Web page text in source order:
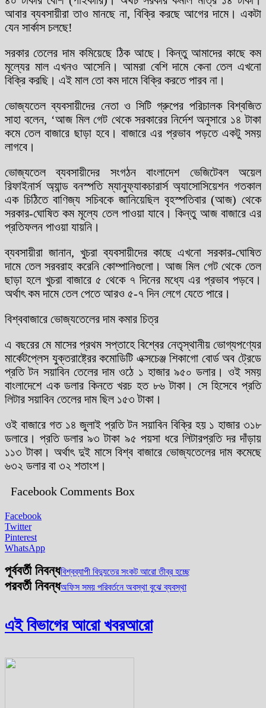
আবার ব্যবসায়ীরা তাও মানছে না, বিক্রি করছে আগের দামে। একটা
যেন সার্কাস চলছে!
সরকার তেলের দাম কমিয়েছে ঠিক আছে। কিন্তু আমাদের কাছে কম
মূল্যের মাল এখনও আসেনি। আমরা বেশি দামে কেনা তেল এখনো
বিক্রি করছি। এই মাল তো কম দামে বিক্রি করতে পারব না।
ভোজ্যতেল ব্যবসায়ীদের নেতা ও সিটি গ্রুপের পরিচালক বিশ্বজিত
সাহা বলেন, ‘আজ মিল গেট থেকে সরকারের নির্দেশ অনুসারে ১৪ টাকা
কমে তেল বাজারে ছাড়া হবে। বাজারে এর প্রভাব পড়তে একটু সময়
লাগবে।
ভোজ্যতেল ব্যবসায়ীদের সংগঠন বাংলাদেশ ভেজিটেবল অয়েল
রিফাইনার্স অ্যান্ড বনস্পতি ম্যানুফ্যাকচারার্স অ্যাসোসিয়েশন গতকাল
এক চিঠিতে বাণিজ্য সচিবকে জানিয়েছিল বৃহস্পতিবার (আজ) থেকে
সরকার-ঘোষিত কম মূল্যে তেল পাওয়া যাবে। কিন্তু আজ বাজারে এর
প্রতিফলন পাওয়া যায়নি।
ব্যবসায়ীরা জানান, খুচরা ব্যবসায়ীদের কাছে এখনো সরকার-ঘোষিত
দামে তেল সরবরাহ করেনি কোম্পানিগুলো। আজ মিল গেট থেকে তেল
ছাড়া হলে খুচরা বাজারে ৫ থেকে ৭ দিনের মধ্যে এর প্রভাব পড়বে।
অর্থাৎ কম দামে তেল পেতে আরও ৫-৭ দিন লেগে যেতে পারে।
বিশ্ববাজারে ভোজ্যতেলের দাম কমার চিত্র
এ বছরের মে মাসের প্রথম সপ্তাহে বিশ্বের নেতৃস্থানীয় ভোগ্যপণ্যের
মার্কেটপ্লেস যুক্তরাষ্ট্রের কমোডিটি এক্সচেঞ্জ শিকাগো বোর্ড অব ট্রেডে
প্রতি টন সয়াবিন তেলের দাম ওঠে ১ হাজার ৯৫০ ডলার। ওই সময়
বাংলাদেশে এক ডলার কিনতে খরচ হত ৮৬ টাকা। সে হিসেবে প্রতি
লিটার সয়াবিন তেলের দাম ছিল ১৫৩ টাকা।
ওই বাজারে গত ১৪ জুলাই প্রতি টন সয়াবিন বিক্রি হয় ১ হাজার ৩১৮
ডলারে। প্রতি ডলার ৯৩ টাকা ৯৫ পয়সা ধরে লিটারপ্রতি দর দাঁড়ায়
১১৩ টাকা। অর্থাৎ দুই মাসে বিশ্ব বাজারে ভোজ্যতেলের দাম কমেছে
৬৩২ ডলার বা ৩২ শতাংশ।
Facebook Comments Box
Facebook
Twitter
Pinterest
WhatsApp
পূর্ববর্তী নিবন্ধবিশ্বব্যাপী বিদ্যুতের সংকট আরো তীব্র হচ্ছে
পরবর্তী নিবন্ধঅফিস সময় পরিবর্তনে অবস্থা বুঝে ব্যবস্থা
এই বিভাগের আরো খবরআরো